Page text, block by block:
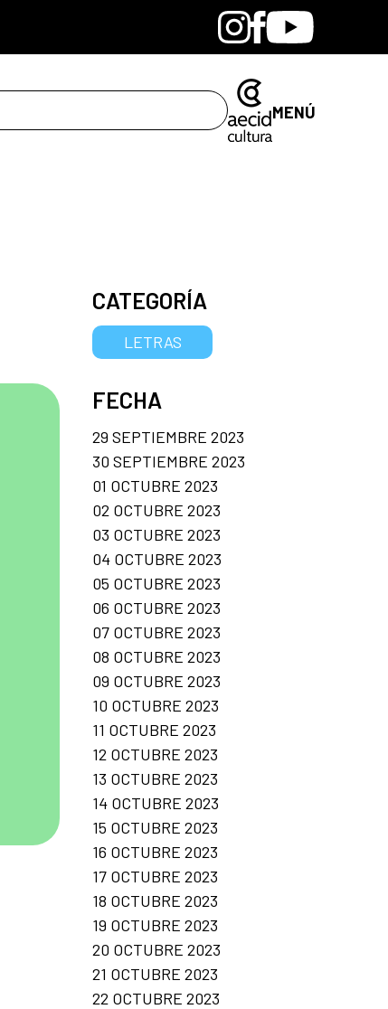
BandcampInstagram
Facebook
Youtube
MENÚ
CATEGORÍA
LETRAS
FECHA
29 SEPTIEMBRE 2023
30 SEPTIEMBRE 2023
01 OCTUBRE 2023
02 OCTUBRE 2023
03 OCTUBRE 2023
04 OCTUBRE 2023
05 OCTUBRE 2023
06 OCTUBRE 2023
07 OCTUBRE 2023
08 OCTUBRE 2023
09 OCTUBRE 2023
10 OCTUBRE 2023
11 OCTUBRE 2023
12 OCTUBRE 2023
13 OCTUBRE 2023
14 OCTUBRE 2023
15 OCTUBRE 2023
16 OCTUBRE 2023
17 OCTUBRE 2023
18 OCTUBRE 2023
19 OCTUBRE 2023
20 OCTUBRE 2023
21 OCTUBRE 2023
22 OCTUBRE 2023